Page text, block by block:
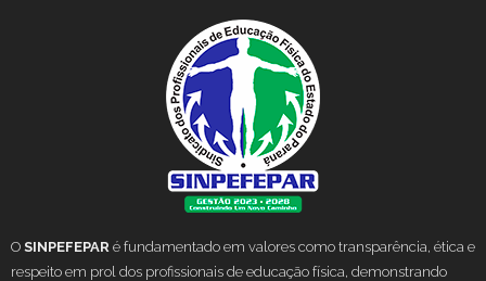
O SINPEFEPAR é fundamentado em valores como transparência, ética e
respeito em prol dos profissionais de educação física, demonstrando